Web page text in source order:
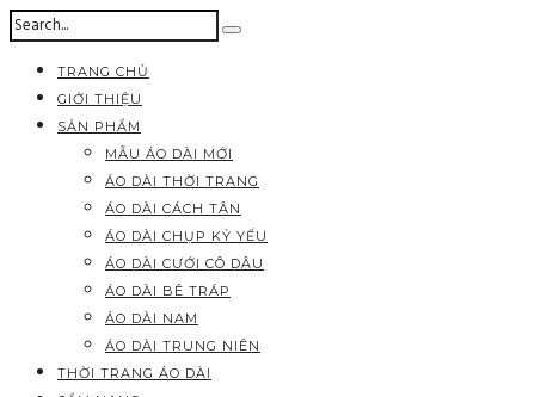
TRANG CHỦ
GIỚI THIỆU
SẢN PHẨM
MẪU ÁO DÀI MỚI
ÁO DÀI THỜI TRANG
ÁO DÀI CÁCH TÂN
ÁO DÀI CHỤP KỶ YẾU
ÁO DÀI CƯỚI CÔ DÂU
ÁO DÀI BÊ TRÁP
ÁO DÀI NAM
ÁO DÀI TRUNG NIÊN
THỜI TRANG ÁO DÀI